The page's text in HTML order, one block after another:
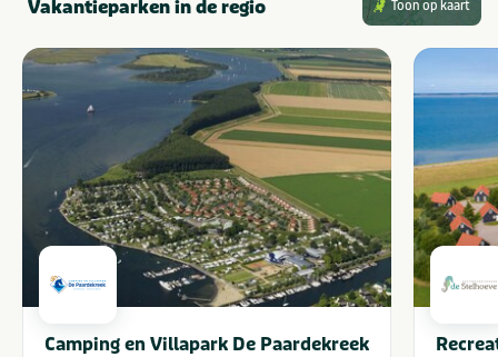
Vakantieparken in de regio Toon op kaart
Camping en Villapark De Paardekreek